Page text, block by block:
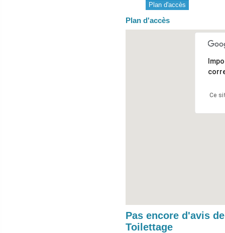
Plan d'accès
Plan d'accès
Ce
Pas encore d'avis
Toilettage